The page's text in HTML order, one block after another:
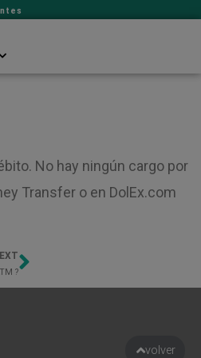
No hay ningún cargo por
Transfer o en DolEx.com
?Next
volver